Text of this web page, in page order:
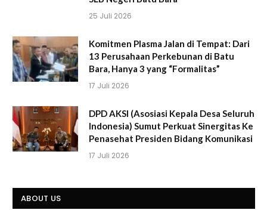
25 Juli 2026
Komitmen Plasma Jalan di Tempat: Dari
13 Perusahaan Perkebunan di Batu
Bara, Hanya 3 yang “Formalitas”
17 Juli 2026
DPD AKSI (Asosiasi Kepala Desa Seluruh
Indonesia) Sumut Perkuat Sinergitas Ke
Penasehat Presiden Bidang Komunikasi
17 Juli 2026
ABOUT US